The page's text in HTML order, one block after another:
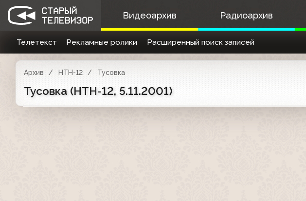
Видеоархив Радиоархив
Телетекст Рекламные ролики Расширенный поиск записей
Архив НТН-12 Тусовка
Тусовка (НТН-12, 5.11.2001)